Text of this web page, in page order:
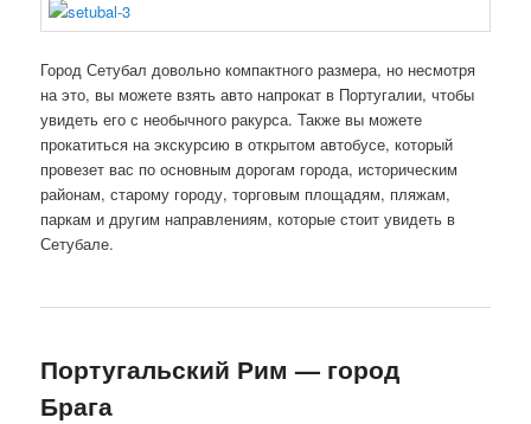
Город Сетубал довольно компактного размера, но несмотря
на это, вы можете взять авто напрокат в Португалии, чтобы
увидеть его с необычного ракурса. Также вы можете
прокатиться на экскурсию в открытом автобусе, который
провезет вас по основным дорогам города, историческим
районам, старому городу, торговым площадям, пляжам,
паркам и другим направлениям, которые стоит увидеть в
Сетубале.
Португальский Рим — город
Брага